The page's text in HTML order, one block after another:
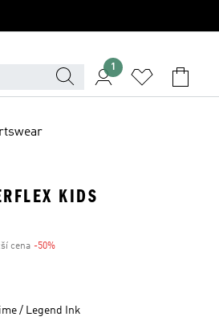
1
KIDS
cena -50%
/ Legend Ink